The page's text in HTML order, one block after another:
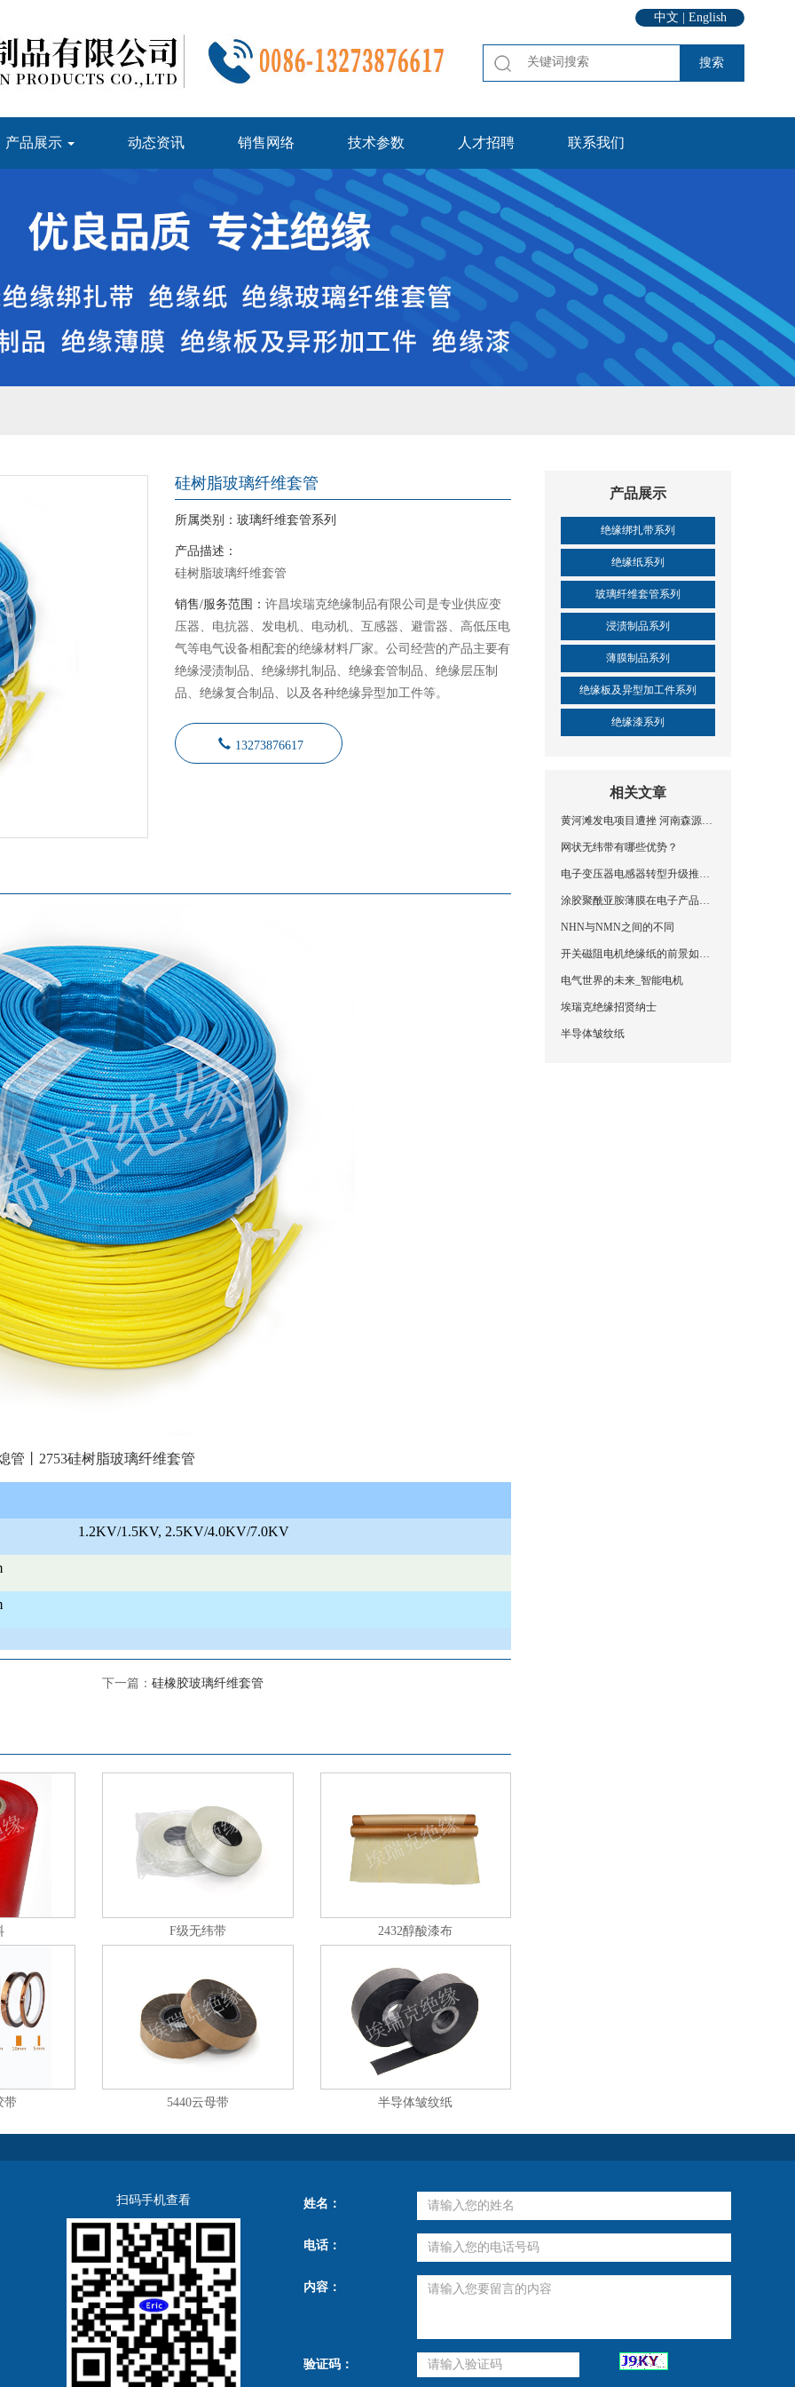
中文 English
产品展示 动态资讯 销售网络 技术参数 人才招聘 联系我们
产品展示
绝缘绑扎带系列
绝缘纸系列
玻璃纤维套管系列
浸渍制品系列
薄膜制品系列
绝缘板及异型加工件系列
绝缘漆系列
相关文章
黄河滩发电项目遭挫 河南森源兰考光伏被叫停
网状无纬带有哪些优势？
电子变压器电感器转型升级推进大会在广州召开
涂胶聚酰亚胺薄膜在电子产品领域的应用
NHN与NMN之间的不同
开关磁阻电机绝缘纸的前景如何？
电气世界的未来_智能电机
埃瑞克绝缘招贤纳士
半导体皱纹纸
硅树脂玻璃纤维套管
所属类别： 玻璃纤维套管系列
产品描述：
硅树脂玻璃纤维套管
销售/服务范围： 许昌埃瑞克绝缘制品有限公司是专业供应变
压器、电抗器、发电机、电动机、互感器、避雷器、高低压电
气等电气设备相配套的绝缘材料厂家。公司经营的产品主要有
绝缘浸渍制品、绝缘绑扎制品、绝缘套管制品、绝缘层压制
品、绝缘复合制品、以及各种绝缘异型加工件等。
13273876617
管丨2753硅树脂玻璃纤维套管
1.2KV/1.5KV, 2.5KV/4.0KV/7.0KV
下一篇： 硅橡胶玻璃纤维套管
F级无纬带 2432醇酸漆布
带 5440云母带 半导体皱纹纸
扫码手机查看 姓名：
电话：
内容：
验证码：